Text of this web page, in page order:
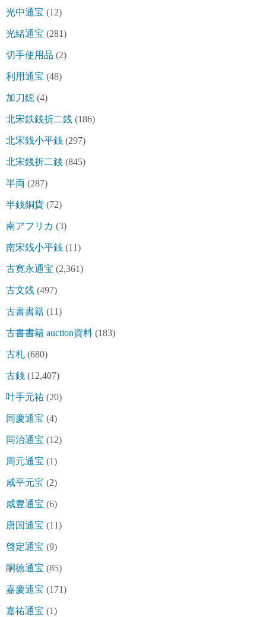
光中通宝 (12)
光緒通宝 (281)
切手使用品 (2)
利用通宝 (48)
加刀鐚 (4)
北宋鉄銭折二銭 (186)
北宋銭小平銭 (297)
北宋銭折二銭 (845)
半両 (287)
半銭銅貨 (72)
南アフリカ (3)
南宋銭小平銭 (11)
古寛永通宝 (2,361)
古文銭 (497)
古書書籍 (11)
古書書籍 auction資料 (183)
古札 (680)
古銭 (12,407)
叶手元祐 (20)
同慶通宝 (4)
同治通宝 (12)
周元通宝 (1)
咸平元宝 (2)
咸豊通宝 (6)
唐国通宝 (11)
啓定通宝 (9)
嗣徳通宝 (85)
嘉慶通宝 (171)
嘉祐通宝 (1)